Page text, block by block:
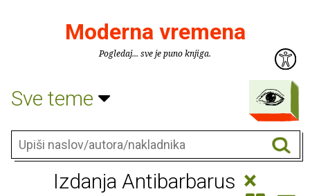
Moderna vremena
Pogledaj... sve je puno knjiga.
Sve teme
Izdanja Antibarbarus ×